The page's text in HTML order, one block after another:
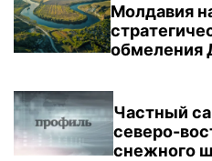
Молдавия
обмеления
Частный
северо-
снежного